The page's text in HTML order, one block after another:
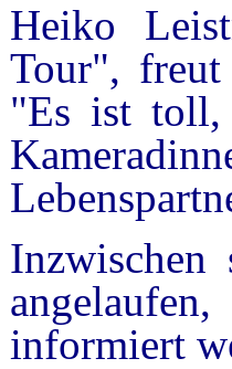
Heiko
Tour",
"Es ist toll,
Inzwischen
informiert